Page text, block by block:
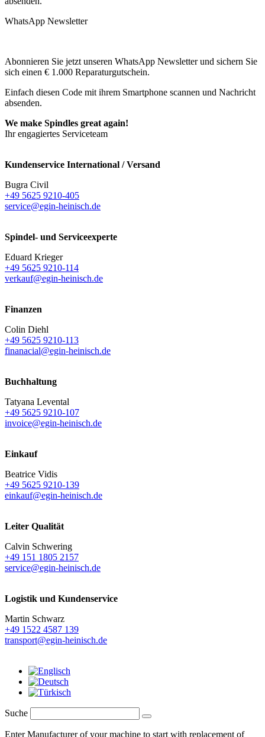
WhatsApp Newsletter
Abonnieren Sie jetzt unseren WhatsApp Newsletter und sichern Sie
sich einen € 1.000 Reparaturgutschein.
Einfach diesen Code mit ihrem Smartphone scannen und Nachricht
absenden.
We make Spindles great again!
Ihr engagiertes Serviceteam
Kundenservice International / Versand
Bugra Civil
+49 5625 9210-405
service@egin-heinisch.de
Spindel- und Serviceexperte
Eduard Krieger
+49 5625 9210-114
verkauf@egin-heinisch.de
Finanzen
Colin Diehl
+49 5625 9210-113
finanacial@egin-heinisch.de
Buchhaltung
Tatyana Levental
+49 5625 9210-107
invoice@egin-heinisch.de
Einkauf
Beatrice Vidis
+49 5625 9210-139
einkauf@egin-heinisch.de
Leiter Qualität
Calvin Schwering
+49 151 1805 2157
service@egin-heinisch.de
Logistik und Kundenservice
Martin Schwarz
+49 1522 4587 139
transport@egin-heinisch.de
Suche
Enter Manufacturer of your machine to start with replacement of